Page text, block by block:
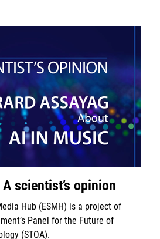
A scientist’s opinion
Hub (ESMH) is a project of
Panel for the Future of
(STOA).